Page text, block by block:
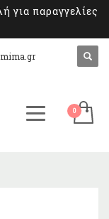
για παραγγελίες